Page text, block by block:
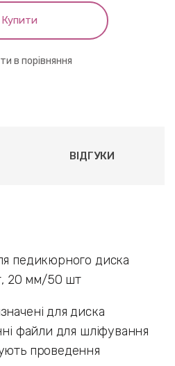
Купити
в порівняння
ВІДГУКИ
педикюрного диска
20 мм/50 шт
для диска
файли для шліфування
проведення